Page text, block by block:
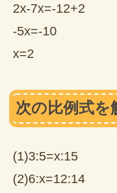
2x-7x=-12+2
-5x=-10
x=2
次の比例式を
(1)3:5=x:15
(2)6:x=12:14